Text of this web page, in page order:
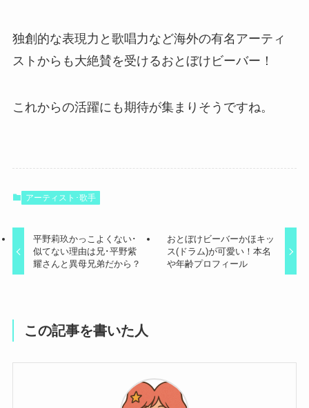
独創的な表現力と歌唱力など海外の有名アーティ
ストからも大絶賛を受けるおとぼけビーバー！
これからの活躍にも期待が集まりそうですね。
アーティスト･歌手
平野莉玖かっこよくない･
似てない理由は兄･平野紫
耀さんと異母兄弟だから？
おとぼけビーバーかほキッ
ス(ドラム)が可愛い！本名
や年齢プロフィール
この記事を書いた人